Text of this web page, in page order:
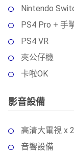
Nintendo
PS4 Pro + 手
PS4 VR
夾公仔機
卡啦OK
影音設備
高清大電視 x
音響設備